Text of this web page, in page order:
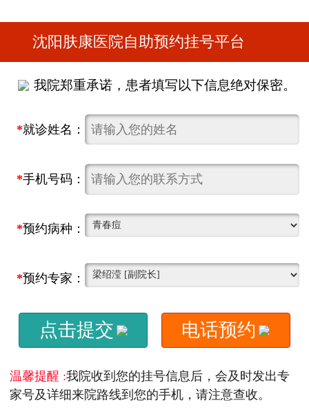
沈阳肤康医院自助预约挂号平台
我院郑重承诺，患者填写以下信息绝对保密。
*就诊姓名：
*手机号码：
*预约病种：
*预约专家：
点击提交 电话预约
温馨提醒 :我院收到您的挂号信息后，会及时发出专
家号及详细来院路线到您的手机，请注意查收。